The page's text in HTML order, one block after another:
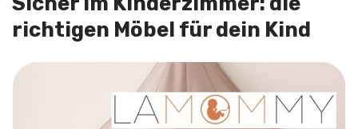
richtigen Möbel für dein Kind